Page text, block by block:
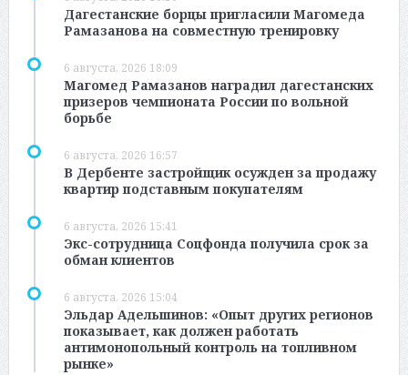
Дагестанские борцы пригласили Магомеда
Рамазанова на совместную тренировку
6 августа, 2026 18:09
Магомед Рамазанов наградил дагестанских
призеров чемпионата России по вольной
борьбе
6 августа, 2026 16:57
В Дербенте застройщик осужден за продажу
квартир подставным покупателям
6 августа, 2026 15:41
Экс-сотрудница Соцфонда получила срок за
обман клиентов
6 августа, 2026 15:04
Эльдар Адельшинов: «Опыт других регионов
показывает, как должен работать
антимонопольный контроль на топливном
рынке»